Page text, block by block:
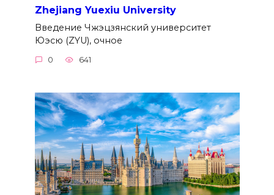
Zhejiang Yuexiu University
Введение Чжэцзянский университет
Юэсю (ZYU), очное
0 641